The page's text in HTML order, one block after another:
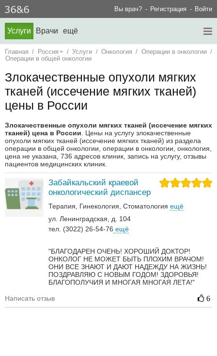
Вы врач? Регистрация Войти
Услуги Врачи ещё
Главная / Россия / Услуги / Онкология / Операции в онкологии /
Операции в общей онкологии
Злокачественные опухоли мягких
тканей (иссечение мягких тканей)
цены в России
Злокачественные опухоли мягких тканей (иссечение мягких
тканей) цена в России. Цены на услугу злокачественные
опухоли мягких тканей (иссечение мягких тканей) из раздела
операции в общей онкологии, операции в онкологии, онкология,
цена не указана, 736 адресов клиник, запись на услугу, отзывы
пациентов медицинских клиник.
Забайкальский краевой
онкологический диспансер
Терапия Гинекология Стоматология ещё
ул. Ленинградская, д. 104
тел. (3022) 26-54-76 ещё
"БЛАГОДАРЕН ОЧЕНЬ! ХОРОШИЙ ДОКТОР!
ОНКОЛОГ НЕ МОЖЕТ БЫТЬ ПЛОХИМ ВРАЧОМ!
ОНИ ВСЕ ЗНАЮТ И ДАЮТ НАДЕЖДУ НА ЖИЗНЬ!
ПОЗДРАВЛЯЮ С НОВЫМ ГОДОМ! ЗДОРОВЬЯ!
БЛАГОПОЛУЧИЯ И МНОГАЯ МНОГАЯ ЛЕТА!"
Написать отзыв 6